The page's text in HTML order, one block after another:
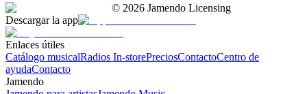
© 2026 Jamendo Licensing
Descargar la app
Enlaces útiles
Catálogo musicalRadios In-storePreciosContactoCentro de
ayudaContacto
Jamendo